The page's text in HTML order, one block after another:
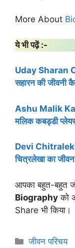
More About
ये भी पढ़ें :-
Uday Sharan
सहारन की
Ashu Malik
मलिक कबड्डी
Devi
चित्रलेखा का
आपका बहुत-बहुत
Biography को
Share भी किया।
Categories
जीवन परिचय